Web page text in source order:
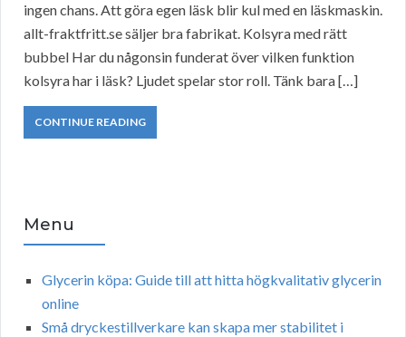
ingen chans. Att göra egen läsk blir kul med en läskmaskin.
allt-fraktfritt.se säljer bra fabrikat. Kolsyra med rätt
bubbel Har du någonsin funderat över vilken funktion
kolsyra har i läsk? Ljudet spelar stor roll. Tänk bara […]
CONTINUE READING
Menu
Glycerin köpa: Guide till att hitta högkvalitativ glycerin
online
Små dryckestillverkare kan skapa mer stabilitet i